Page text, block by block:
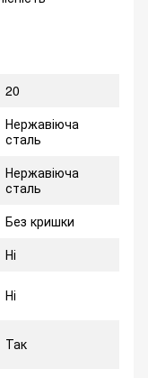
20
Нержавіюча
сталь
Нержавіюча
сталь
Без кришки
Ні
Ні
Так